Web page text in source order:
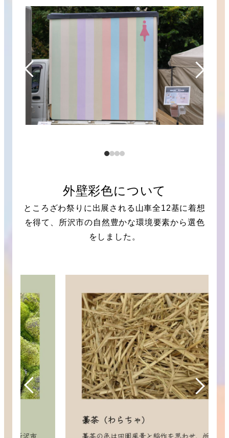
外壁彩色について
ところざわ祭りに出展される山車全12基に着想
を得て、所沢市の自然豊かな環境要素から選色
をしました。